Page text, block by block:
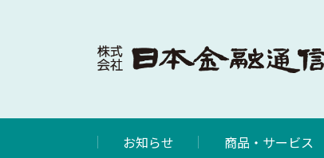
お知らせ 商品・サービス